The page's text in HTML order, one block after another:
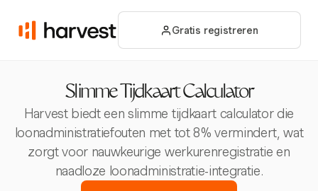
Gratis registreren
Slimme Tijdkaart Calculator
Harvest biedt een slimme tijdkaart calculator die
loonadministratiefouten met tot 8% vermindert, wat
zorgt voor nauwkeurige werkurenregistratie en
naadloze loonadministratie-integratie.